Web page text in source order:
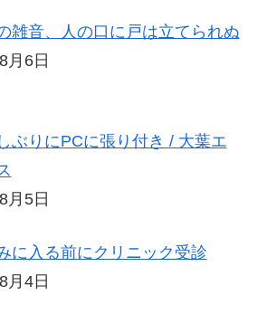
雑音、人の口に戸は立てられぬ
月6日
ぶりにPCに張り付き / 大葉エ
月5日
に入る前にクリニック受診
月4日